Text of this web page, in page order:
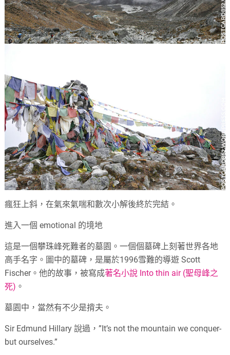
瘋狂上斜，在氣來氣喘和數次小解後終於完結。
進入一個 emotional 的境地
這是一個攀珠峰死難者的墓園。一個個墓碑上刻著世界各地
高手名字。圖中的墓碑，是屬於1996雪難的導遊 Scott
Fischer。他的故事，被寫成著名小說 Into thin air (聖母峰之
死) 。
墓園中，當然有不少是揹夫。
Sir Edmund Hillary 說過，”It’s not the mountain we conquer-
but ourselves.”